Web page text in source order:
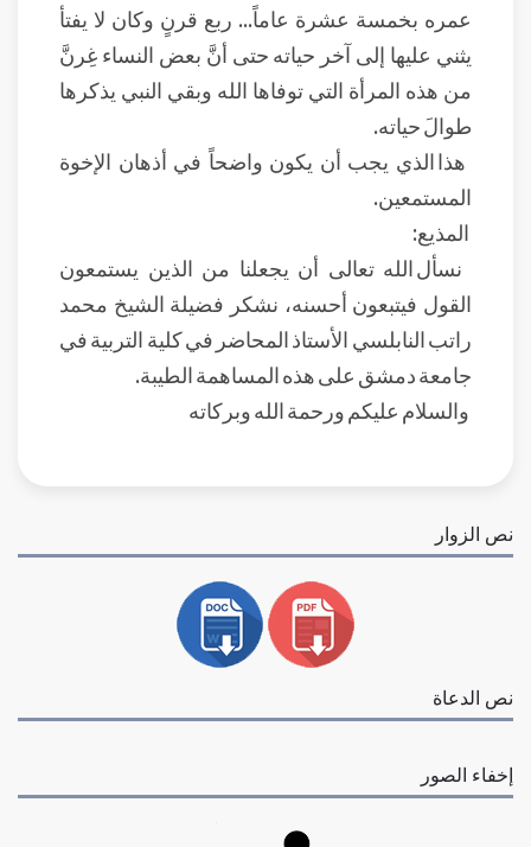
عمره بخمسة عشرة عاماً... ربع قرنٍ وكان لا يفتأ
يثني عليها إلى آخر حياته حتى أنَّ بعض النساء غِرنَّ
من هذه المرأة التي توفاها الله وبقي النبي يذكرها
طوالَ حياته.
هذا الذي يجب أن يكون واضحاً في أذهان الإخوة
المستمعين.
المذيع:
نسأل الله تعالى أن يجعلنا من الذين يستمعون
القول فيتبعون أحسنه، نشكر فضيلة الشيخ محمد
راتب النابلسي الأستاذ المحاضر في كلية التربية في
جامعة دمشق على هذه المساهمة الطيبة.
والسلام عليكم ورحمة الله وبركاته
نص الزوار
نص الدعاة
إخفاء الصور